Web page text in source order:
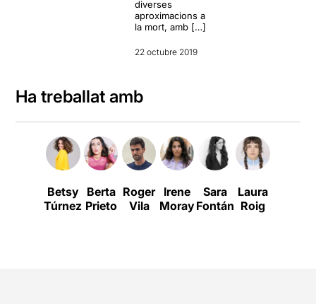
diverses
aproximacions a
la mort, amb […]
22 octubre 2019
Ha treballat amb
Betsy
Túrnez
Berta
Prieto
Roger
Vila
Irene
Moray
Sara
Fontán
Laura
Roig